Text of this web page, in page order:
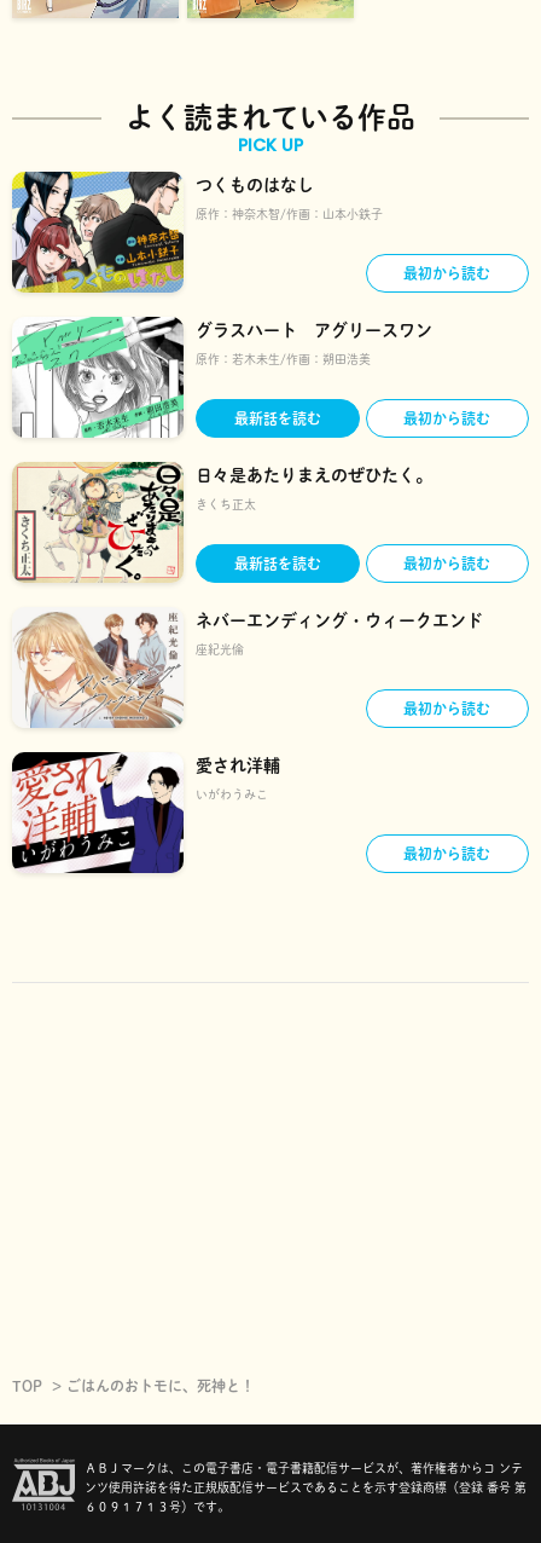
よく読まれている作品
PICK UP
つくものはなし
原作： 神奈木智 作画： 山本小鉄子
最初から読む
グラスハート アグリースワン
原作： 若木未生 作画： 朔田浩美
最新話を読む 最初から読む
日々是あたりまえのぜひたく。
きくち正太
最新話を読む 最初から読む
ネバーエンディング・ウィークエンド
座紀光倫
最初から読む
愛され洋輔
いがわうみこ
最初から読む
TOP ごはんのおトモに、死神と！
ＡＢＪマークは、この電子書店・電子書籍配信サービスが、著作権者からコ ンテ
ンツ使用許諾を得た正規版配信サービスであることを示す登録商標（登録 番号 第
６０９１７１３号）です。